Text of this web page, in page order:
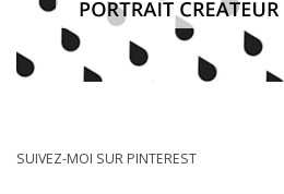
SUIVEZ-MOI SUR PINTEREST